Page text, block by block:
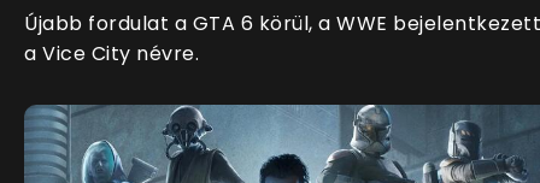
Újabb fordulat a GTA 6 körül, a WWE bejelentkezett
a Vice City névre.